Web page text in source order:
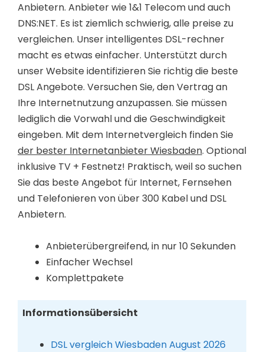
Anbietern. Anbieter wie 1&1 Telecom und auch
DNS:NET. Es ist ziemlich schwierig, alle preise zu
vergleichen. Unser intelligentes DSL-rechner
macht es etwas einfacher. Unterstützt durch
unser Website identifizieren Sie richtig die beste
DSL Angebote. Versuchen Sie, den Vertrag an
Ihre Internetnutzung anzupassen. Sie müssen
lediglich die Vorwahl und die Geschwindigkeit
eingeben. Mit dem Internetvergleich finden Sie
der bester Internetanbieter Wiesbaden. Optional
inklusive TV + Festnetz! Praktisch, weil so suchen
Sie das beste Angebot für Internet, Fernsehen
und Telefonieren von über 300 Kabel und DSL
Anbietern.
Anbieterübergreifend, in nur 10 Sekunden
Einfacher Wechsel
Komplettpakete
Informationsübersicht
DSL vergleich Wiesbaden August 2026